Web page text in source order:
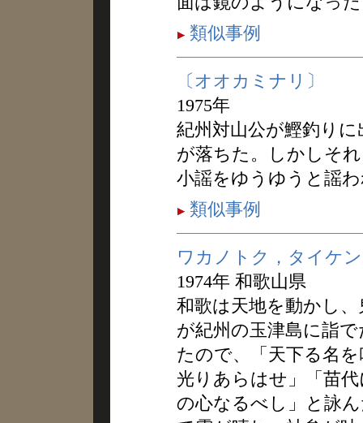
類似事例
〔オオカミナリ〕
1975年
紀州対山公が鰹釣り
が落ちた。しかしそ
小謡をゆうゆうと謡
類似事例
ワカノトク，タイケ
1974年 和歌山県
和歌は天地を動かし
が紀州の玉津島に詣
たので、「天下る名
光りあらはせ」「苗
の心なるべし」と詠